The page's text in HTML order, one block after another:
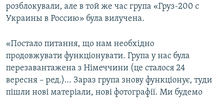
розблокували, але в той же час група «Груз-200 с
Украины в Россию» була вилучена.
«Постало питання, що нам необхідно
продовжувати функціонувати. Група у нас була
перезавантажена з Німеччини (це сталося 24
вересня – ред.)... Зараз група знову функціонує, туди
пішли нові матеріали, нові фотографії. Ми будемо